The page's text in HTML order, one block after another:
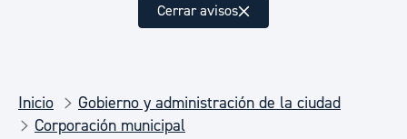
Cerrar avisos
Inicio
Gobierno y administración de la ciudad
Corporación municipal